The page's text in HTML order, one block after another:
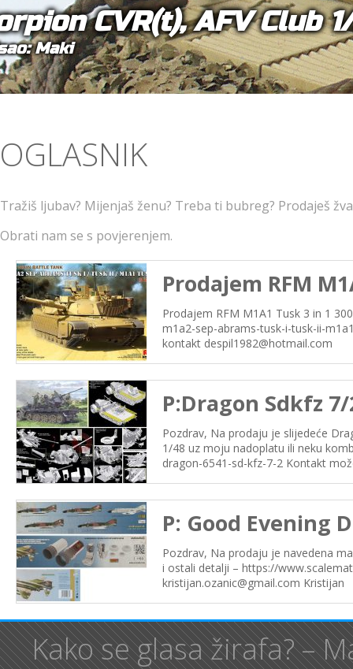
CVR(t), AFV Club
Maki
OGLASNIK
Tražiš ljubav? Mijenjaš ženu? Treba ti bubreg? Prodaješ
Obrati nam se s povjerenjem.
Prodajem RFM
Prodajem RFM M1A1 Tusk 3 in 1
m1a2-sep-abrams-tusk-i-tusk-ii-
kontakt despil1982@hotmail.com
P:Dragon Sdkfz
Pozdrav, Na prodaju je slijedeće
1/48 uz moju nadoplatu ili neku
dragon-6541-sd-kfz-7-2 Kontakt
P: Good Evening
Pozdrav, Na prodaju je navedena
i ostali detalji – https://
kristijan.ozanic@gmail.com Kristijan
Kako se glasa žirafa? –